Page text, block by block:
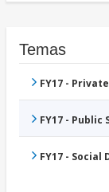
Temas
FY17 -
FY17 -
FY17 -